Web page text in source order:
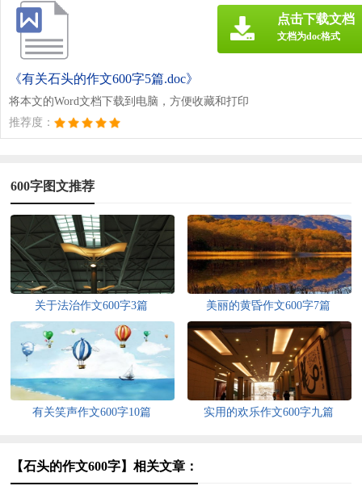
《有关石头的作文600字5篇.doc》
将本文的Word文档下载到电脑，方便收藏和打印
推荐度：
点击下载文档
文档为doc格式
600字图文推荐
关于法治作文600字3篇 美丽的黄昏作文600字7篇
有关笑声作文600字10篇 实用的欢乐作文600字九篇
【石头的作文600字】相关文章：